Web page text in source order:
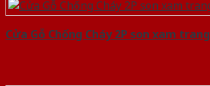
Cửa Gỗ Chống Cháy 2P son xam trang